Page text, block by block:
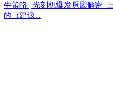
牛策略 | 光刻机爆发原因解密+
的（建议...